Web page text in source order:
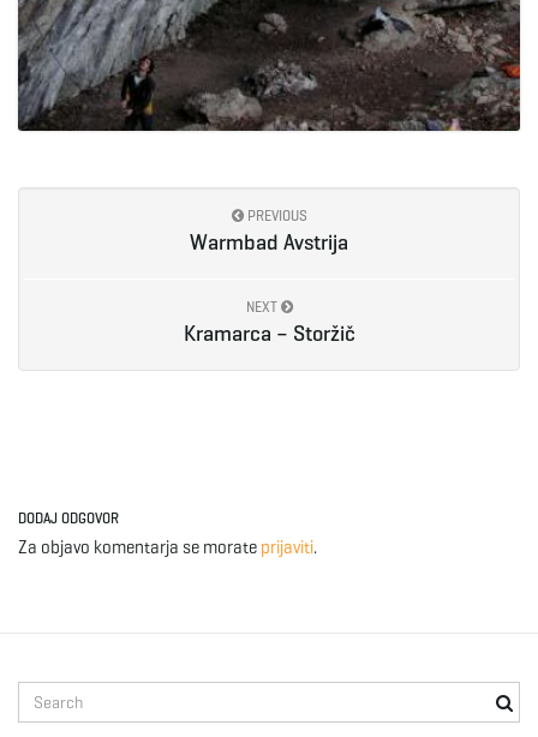
PREVIOUS
Warmbad Avstrija
NEXT
Kramarca – Storžič
DODAJ ODGOVOR
Za objavo komentarja se morate prijaviti.
e